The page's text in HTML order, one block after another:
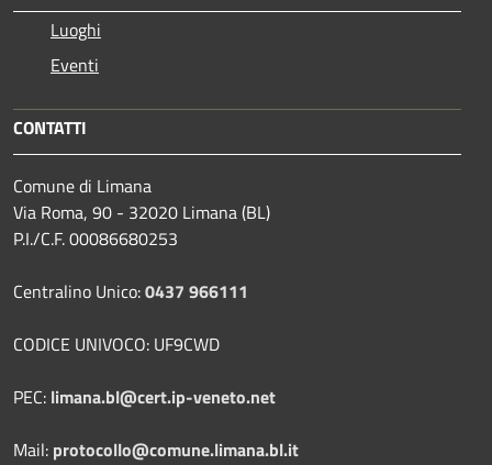
Luoghi
Eventi
CONTATTI
Comune di Limana
Via Roma, 90 - 32020 Limana (BL)
P.I./C.F. 00086680253
Centralino Unico:0437 966111
CODICE UNIVOCO: UF9CWD
PEC: limana.bl@cert.ip-veneto.net
Mail: protocollo@comune.limana.bl.it